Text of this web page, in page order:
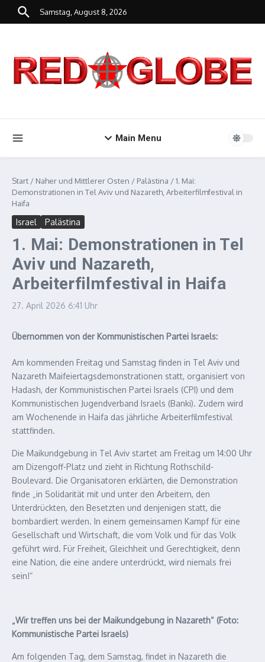
Zum Inhalt springen
Samstag, August 8, 2026
Main Menu
Start / Naher und Mittlerer Osten / Palästina /1. Mai:
Demonstrationen in Tel Aviv und Nazareth, Arbeiterfilmfestival in
Haifa
Israel Palästina
1. Mai: Demonstrationen in Tel
Aviv und Nazareth,
Arbeiterfilmfestival in Haifa
27. April 2026 6:41 Uhr
Übernommen von der Kommunistischen Partei Israels:
Am kommenden Freitag und Samstag finden in Tel Aviv und
Nazareth Maifeiertagsdemonstrationen statt, organisiert von
Hadash, der Kommunistischen Partei Israels (CPI) und dem
Kommunistischen Jugendverband Israels (Banki). Zudem wird
am Wochenende in Haifa das jährliche Arbeiterfilmfestival
stattfinden.
Die Maikundgebung in Tel Aviv startet am Freitag um 14:00 Uhr
am Dizengoff-Platz und zieht in Richtung Rothschild-
Boulevard. Die Organisatoren erklärten, die Demonstration
finde „in Solidarität mit und unter den Arbeitern, den
Unterdrückten, den Besetzten und denjenigen statt, die
bombardiert werden. In einem gemeinsamen Kampf für eine
Gesellschaft und Wirtschaft, die vom Volk und für das Volk
geführt wird. Für Freiheit, Gleichheit und Gerechtigkeit, denn
eine Nation, die eine andere unterdrückt, wird niemals frei
sein!“
„Wir treffen uns bei der Maikundgebung in Nazareth“ (Foto:
Kommunistische Partei Israels)
Am folgenden Tag, dem Samstag, findet in Nazareth die